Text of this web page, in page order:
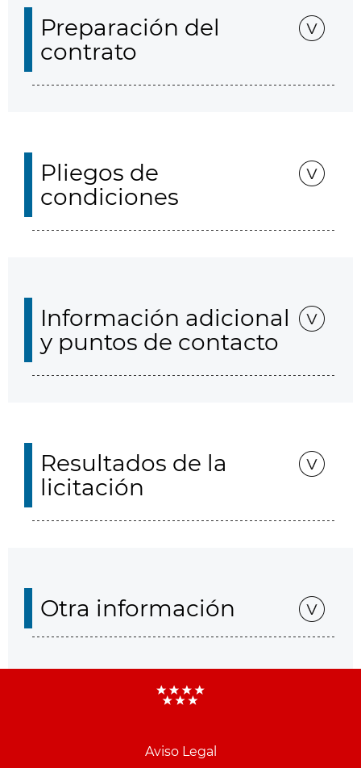
Preparación del
contrato
Pliegos de
condiciones
Información adicional
y puntos de contacto
Resultados de la
licitación
Otra información
Aviso Legal